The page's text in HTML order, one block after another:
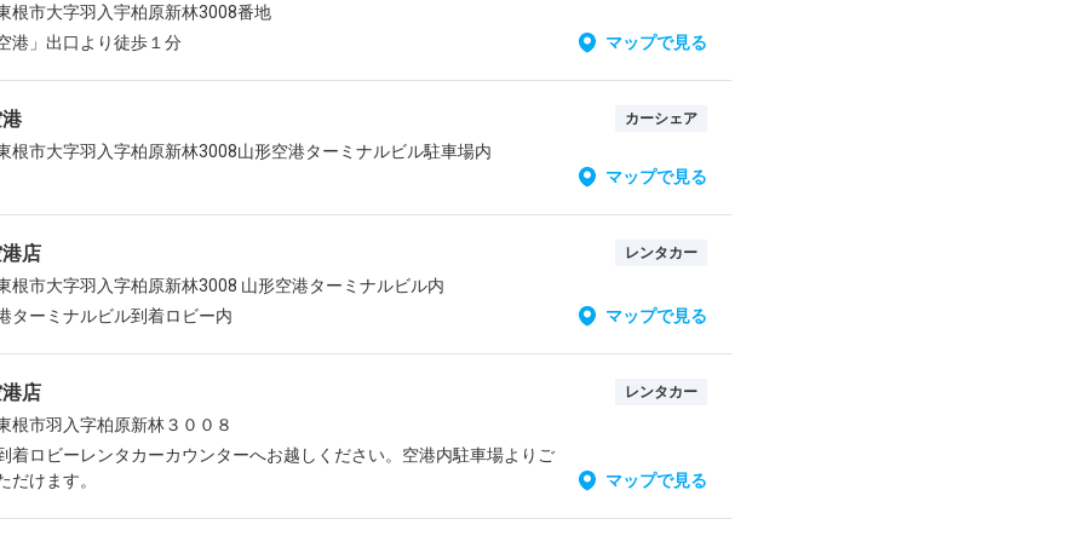
根市大字羽入宇柏原新林3008番地
港」出口より徒歩１分
マップで見る
カーシェア
根市大字羽入字柏原新林3008山形空港ターミナルビル駐車場内
マップで見る
店 レンタカー
根市大字羽入字柏原新林3008 山形空港ターミナルビル内
ターミナルビル到着ロビー内
マップで見る
店 レンタカー
根市羽入字柏原新林３００８
着ロビーレンタカーカウンターへお越しください。空港内駐車場よりご
だけます。
マップで見る